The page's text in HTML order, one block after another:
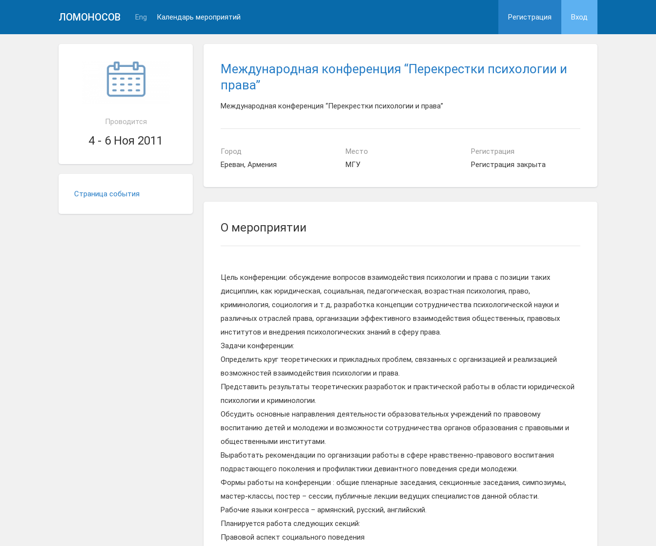
ЛОМОНОСОВ Eng Календарь мероприятий Регистрация Вход
Проводится
4 - 6 Ноя 2011
Страница события
Международная конференция “Перекрестки психологии и
права”
Международная конференция “Перекрестки психологии и права”
Город
Ереван, Армения
Место
МГУ
Регистрация
Регистрация закрыта
О мероприятии
Цель конференции: обсуждение вопросов взаимодействия психологии и права с позиции таких
дисциплин, как юридическая, социальная, педагогическая, возрастная психология, право,
криминология, социология и т.д, разработка концепции сотрудничества психологической науки и
различных отраслей права, организации эффективного взаимодействия общественных, правовых
институтов и внедрения психологических знаний в сферу права.
Задачи конференции:
Определить круг теоретических и прикладных проблем, связанных с организацией и реализацией
возможностей взаимодействия психологии и права.
Представить результаты теоретических разработок и практической работы в области юридической
психологии и криминологии.
Обсудить основные направления деятельности образовательных учреждений по правовому
воспитанию детей и молодежи и возможности сотрудничества органов образования с правовыми и
общественными институтами.
Выработать рекомендации по организации работы в сфере нравственно-правового воспитания
подрастающего поколения и профилактики девиантного поведения среди молодежи.
Формы работы на конференции : общие пленарные заседания, секционные заседания, симпозиумы,
мастер-классы, постер – сессии, публичные лекции ведущих специалистов данной области.
Рабочие языки конгресса – армянский, русский, английский.
Планируется работа следующих секций:
Правовой аспект социального поведения